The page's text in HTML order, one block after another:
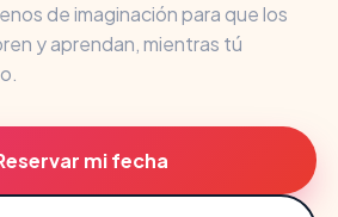
de imaginación para que los
y aprendan, mientras tú
mi fecha